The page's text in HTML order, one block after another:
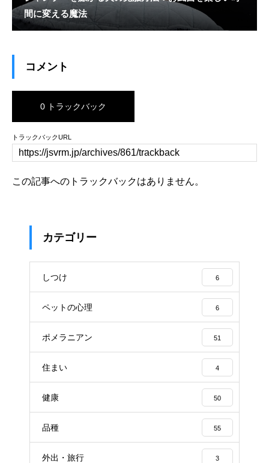
間に変える魔法
コメント
0 トラックバック
トラックバックURL
この記事へのトラックバックはありません。
カテゴリー
しつけ 6
ペットの心理 6
ポメラニアン 51
住まい 4
健康 50
品種 55
外出・旅行 3